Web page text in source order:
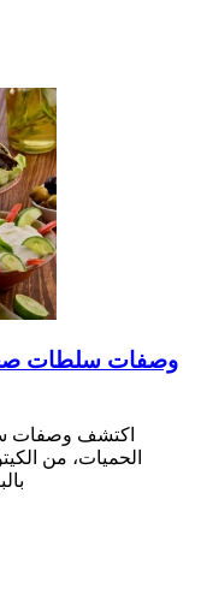
وصفات سلطات
اكتشف وصفات
الحميات، من